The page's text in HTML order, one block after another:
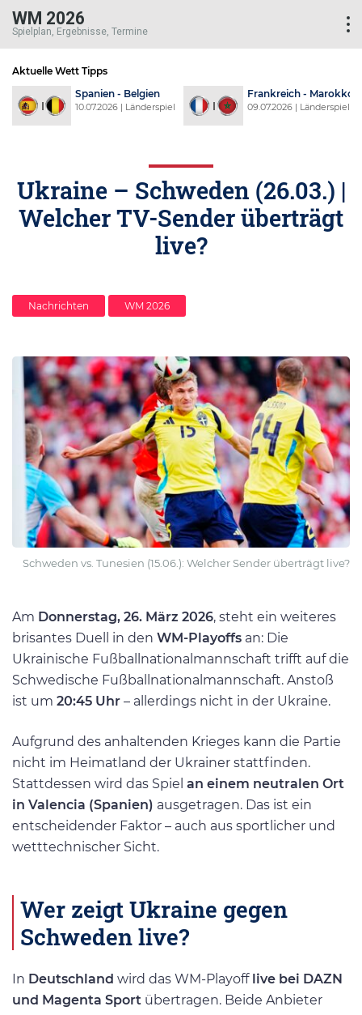
WM 2026
Spielplan, Ergebnisse, Termine
Aktuelle Wett Tipps
Spanien - Belgien
10.07.2026 | Länderspiel
Frankreich - Marokko
09.07.2026 | Länderspiel
Ukraine – Schweden (26.03.) |
Welcher TV-Sender überträgt
live?
Nachrichten WM 2026
Schweden vs. Tunesien (15.06.): Welcher Sender überträgt live?
Am Donnerstag, 26. März 2026, steht ein weiteres
brisantes Duell in den WM-Playoffs an: Die
Ukrainische Fußballnationalmannschaft trifft auf die
Schwedische Fußballnationalmannschaft. Anstoß
ist um 20:45 Uhr – allerdings nicht in der Ukraine.
Aufgrund des anhaltenden Krieges kann die Partie
nicht im Heimatland der Ukrainer stattfinden.
Stattdessen wird das Spiel an einem neutralen Ort
in Valencia (Spanien) ausgetragen. Das ist ein
entscheidender Faktor – auch aus sportlicher und
wetttechnischer Sicht.
Wer zeigt Ukraine gegen
Schweden live?
In Deutschland wird das WM-Playoff live bei DAZN
und Magenta Sport übertragen. Beide Anbieter